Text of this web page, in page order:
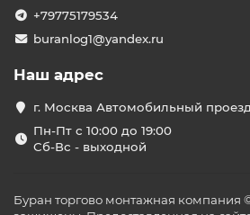
+79775179534
buranlog1@yandex.ru
Наш адрес
г. Москва Автомобильный
Пн-Пт с 10:00 до 19:00
Сб-Вс - выходной
Буран торгово монтажная компания